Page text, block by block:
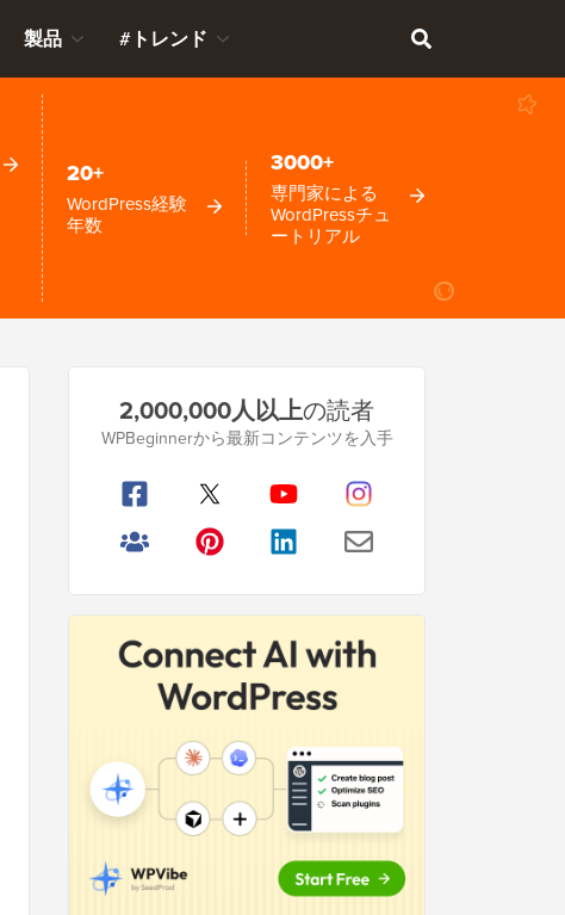
製品 #トレンド
20+
WordPress経験
年数
3000+
専門家による
WordPressチュ
ートリアル
サ
ー
2,000,000人以上の読者
WPBeginnerから最新コンテンツを入手